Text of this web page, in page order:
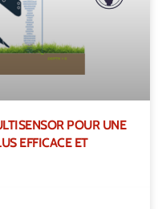
POUR UNE
EFFICACE ET